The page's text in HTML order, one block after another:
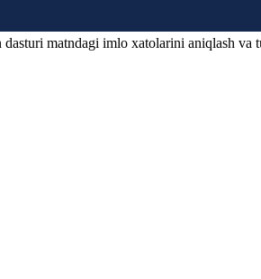
matndagi imlo xatolarini aniqlash va